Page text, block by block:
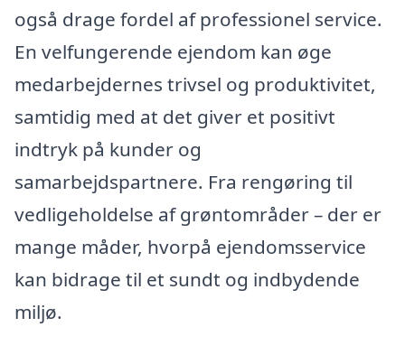
også drage fordel af professionel service.
En velfungerende ejendom kan øge
medarbejdernes trivsel og produktivitet,
samtidig med at det giver et positivt
indtryk på kunder og
samarbejdspartnere. Fra rengøring til
vedligeholdelse af grøntområder – der er
mange måder, hvorpå ejendomsservice
kan bidrage til et sundt og indbydende
miljø.